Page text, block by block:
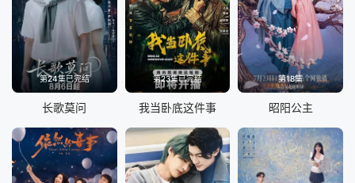
第24集已完结
长歌莫问
第23集已完结
我当卧底这件事
第18集
昭阳公主